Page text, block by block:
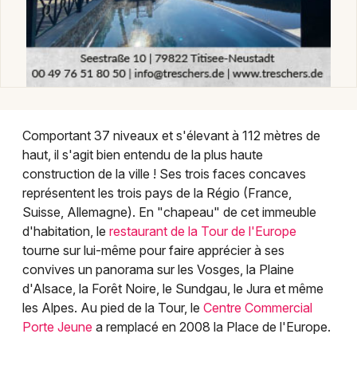
68 - Haut-Rhin
Choisir mes départements
Mon email
Je m'abonne
Comportant 37 niveaux et s'élevant à 112 mètres de
haut, il s'agit bien entendu de la plus haute
construction de la ville ! Ses trois faces concaves
représentent les trois pays de la Régio (France,
Suisse, Allemagne). En "chapeau" de cet immeuble
d'habitation, le restaurant de la Tour de l'Europe
tourne sur lui-même pour faire apprécier à ses
convives un panorama sur les Vosges, la Plaine
d'Alsace, la Forêt Noire, le Sundgau, le Jura et même
les Alpes. Au pied de la Tour, le Centre Commercial
Porte Jeune a remplacé en 2008 la Place de l'Europe.